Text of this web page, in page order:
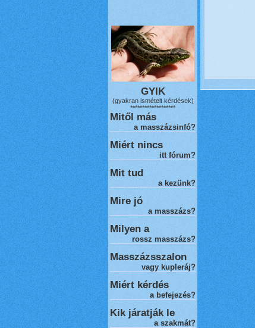
GYIK
(gyakran ismételt kérdések)
*******************
Mitől más
a masszázsinfó?
Miért nincs
itt fórum?
Mit tud
a kezünk?
Mire jó
a masszázs?
Milyen a
rossz masszázs?
Masszázsszalon
vagy kupleráj?
Miért kérdés
a befejezés?
Kik járatják le
a szakmát?